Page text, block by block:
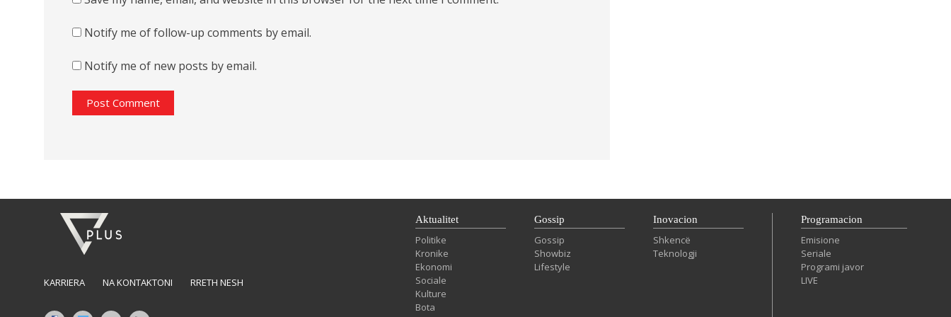
Notify me of follow-up comments by email.
Notify me of new posts by email.
KARRIERA NA KONTAKTONI RRETH NESH
Aktualitet
Politike
Kronike
Ekonomi
Sociale
Kulture
Bota
Gossip
Gossip
Showbiz
Lifestyle
Inovacion
Shkencë
Teknologji
Programacion
Emisione
Seriale
Programi javor
LIVE